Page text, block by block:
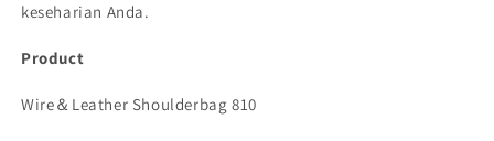
keseharian Anda.
Product
Wire＆Leather Shoulderbag 810